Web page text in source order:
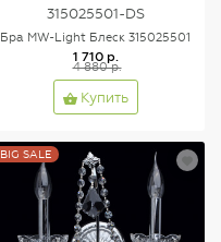
315025501-DS
Бра MW-Light Блеск 315025501
1 710 р.
4 880 р.
Купить
BIG SALE